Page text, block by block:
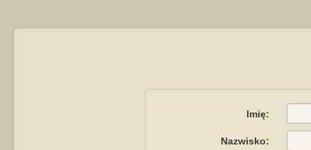
Imię:
Nazwisko: